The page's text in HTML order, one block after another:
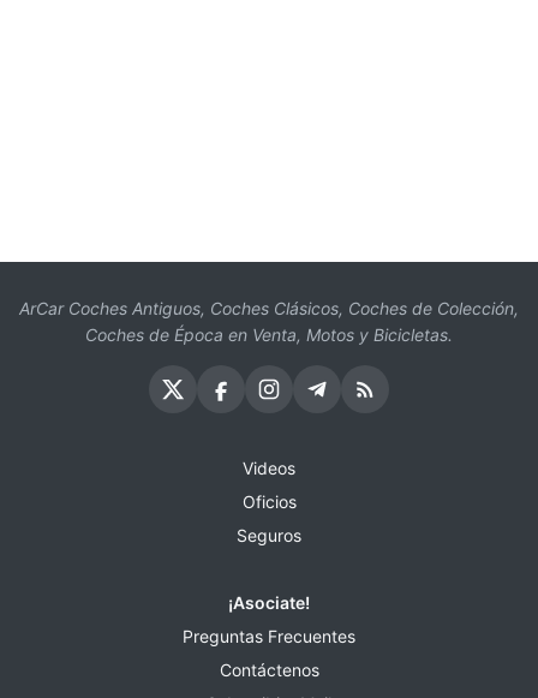
ArCar Coches Antiguos, Coches Clásicos, Coches de Colección,
Coches de Época en Venta, Motos y Bicicletas.
Videos
Oficios
Seguros
¡Asociate!
Preguntas Frecuentes
Contáctenos